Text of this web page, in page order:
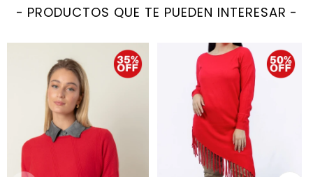
PRODUCTOS QUE TE PUEDEN INTERESAR